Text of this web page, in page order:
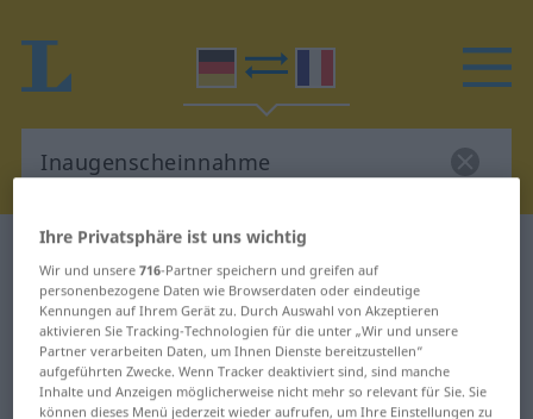
Deutsch-Französisch Wörterbuch
Inaugenscheinnahme
Deutsch-Französisch Übersetzung
für "Inaugenscheinnahme"
Ihre Privatsphäre ist uns wichtig
Wir und unsere716-Partner speichern und greifen auf
personenbezogene Daten wie Browserdaten oder eindeutige
Kennungen auf Ihrem Gerät zu. Durch Auswahl von Akzeptieren
aktivieren Sie Tracking-Technologien für die unter „Wir und unsere
Partner verarbeiten Daten, um Ihnen Dienste bereitzustellen“
aufgeführten Zwecke. Wenn Tracker deaktiviert sind, sind manche
Inhalte und Anzeigen möglicherweise nicht mehr so relevant für Sie. Sie
können dieses Menü jederzeit wieder aufrufen, um Ihre Einstellungen zu